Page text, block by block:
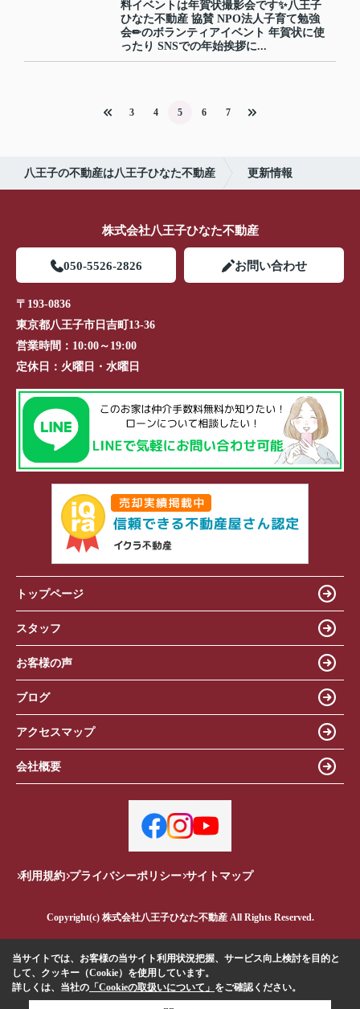
料イベントは年賀状撮影会です✨八王子
ひなた不動産 協賛 NPO法人子育て勉強
会✏のボランティアイベント‍‍‍ 年賀状に使
ったり SNSでの年始挨拶に...
3 4 5 6 7
八王子の不動産は八王子ひなた不動産 更新情報
株式会社八王子ひなた不動産
050-5526-2826 お問い合わせ
〒193-0836
東京都八王子市日吉町13-36
営業時間： 10:00～19:00
定休日： 火曜日・水曜日
トップページ
スタッフ
お客様の声
ブログ
アクセスマップ
会社概要
利用規約 プライバシーポリシー サイトマップ
Copyright(c) 株式会社八王子ひなた不動産 All Rights Reserved.
当サイトでは、お客様の当サイト利用状況把握、サービス向上検討を目的と
して、クッキー（Cookie）を使用しています。
詳しくは、当社の 「Cookieの取扱いについて」 をご確認ください。